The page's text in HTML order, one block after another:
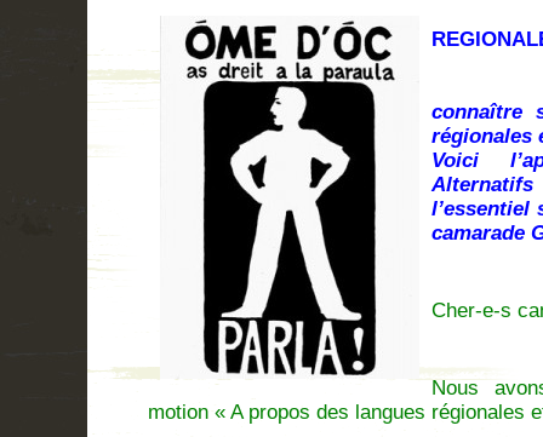
connaître
régionales
Voici
l’essentiel
camarade
Cher-e-s
Nous
motion « A propos des langues régionales